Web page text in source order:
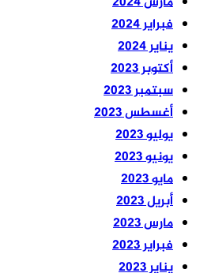
فبراير 2024
يناير 2024
أكتوبر 2023
سبتمبر 2023
أغسطس 2023
يوليو 2023
يونيو 2023
مايو 2023
أبريل 2023
مارس 2023
فبراير 2023
يناير 2023